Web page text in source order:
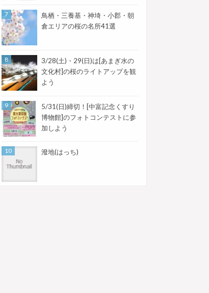
鳥栖・三養基・神埼・小郡・朝
倉エリアの桜の名所41選
3/28(土)・29(日)は[あまぎ水の
文化村]の桜のライトアップを観
よう
5/31(日)締切！[中富記念くすり
博物館]のフォトコンテストに参
加しよう
潑地(はっち)